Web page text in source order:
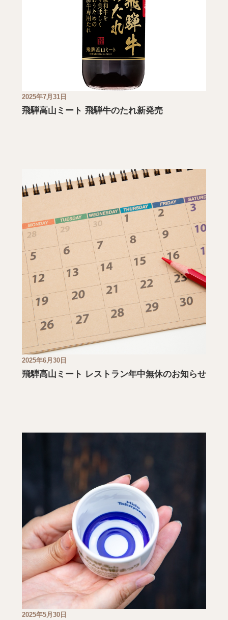
2025年7月31日
飛騨高山ミート 飛騨牛のたれ新発売
2025年6月30日
飛騨高山ミート レストラン年中無休のお知らせ
2025年5月30日